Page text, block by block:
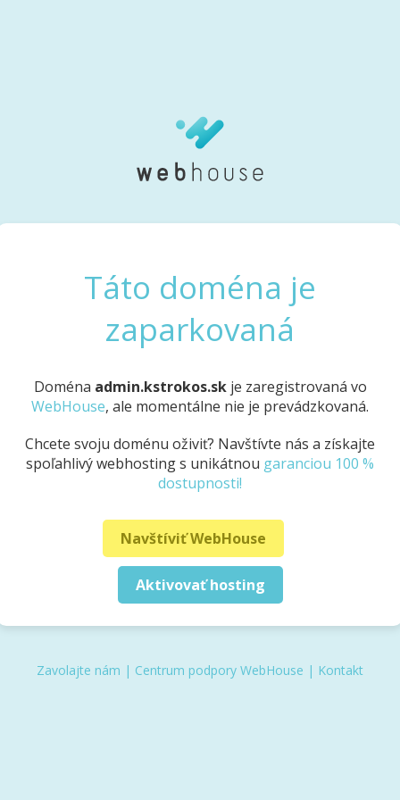
Táto doména je
zaparkovaná
Doména admin.kstrokos.skje zaregistrovaná vo
WebHouse, ale momentálne nie je prevádzkovaná.
Chcete svoju doménu oživiť? Navštívte nás a získajte
spoľahlivý webhosting s unikátnou garanciou 100 %
dostupnosti!
Navštíviť WebHouse
Aktivovať hosting
Zavolajte nám | Centrum podpory WebHouse | Kontakt